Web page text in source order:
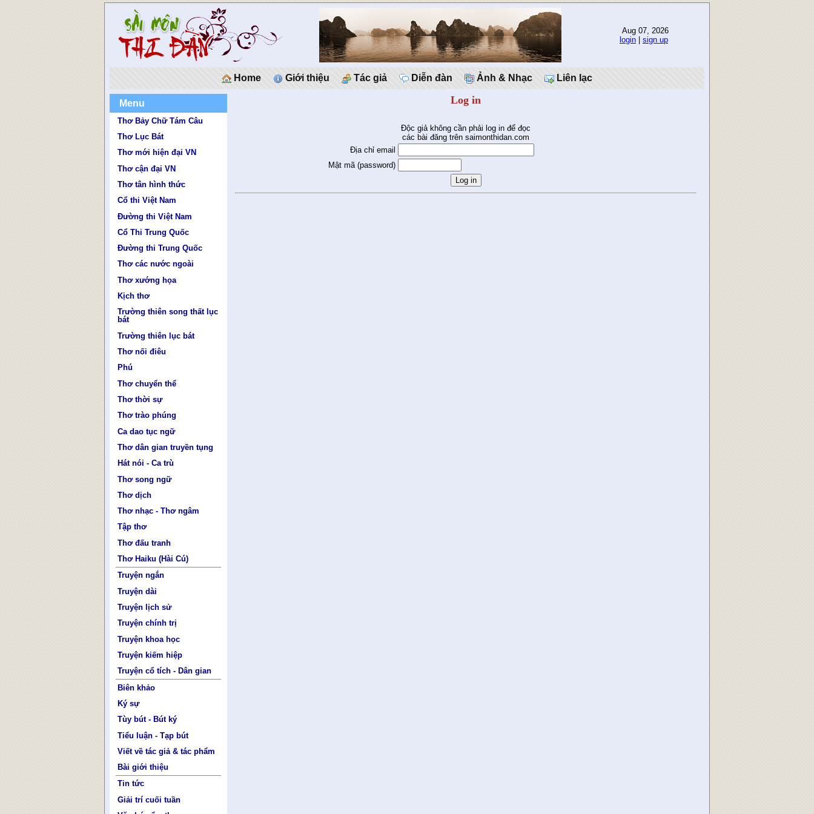
Aug 07, 2026
login
sign up
Home Giới thiệu Tác giả Diễn đàn Ảnh & Nhạc Liên lạc
Menu
Thơ Bảy Chữ Tám Câu
Thơ Lục Bát
Thơ mới hiện đại VN
Thơ cận đại VN
Thơ tân hình thức
Cổ thi Việt Nam
Đường thi Việt Nam
Cổ Thi Trung Quốc
Đường thi Trung Quốc
Thơ các nước ngoài
Thơ xướng họa
Kịch thơ
Trường thiên song thất lục
bát
Trường thiên lục bát
Thơ nối điêu
Phú
Thơ chuyển thể
Thơ thời sự
Thơ trào phúng
Ca dao tục ngữ
Thơ dân gian truyền tụng
Hát nói - Ca trù
Thơ song ngữ
Thơ dịch
Thơ nhạc - Thơ ngâm
Tập thơ
Thơ đấu tranh
Thơ Haiku (Hài Cú)
Truyện ngắn
Truyện dài
Truyện lịch sử
Truyện chính trị
Truyện khoa học
Truyện kiếm hiệp
Truyện cổ tích - Dân gian
Biên khảo
Ký sự
Tùy bút - Bút ký
Tiểu luận - Tạp bút
Viết về tác giả & tác phẩm
Bài giới thiệu
Tin tức
Giải trí cuối tuần
Log in
Độc giả không cần phải log in để đọc
các bài đăng trên saimonthidan.com
Địa chỉ email
Mật mã (password)